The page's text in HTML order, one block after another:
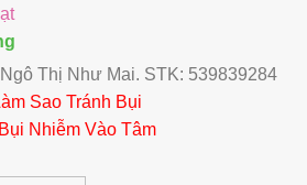
Thị Như Mai. STK: 539839284
Sao Tránh Bụi
Nhiễm Vào Tâm